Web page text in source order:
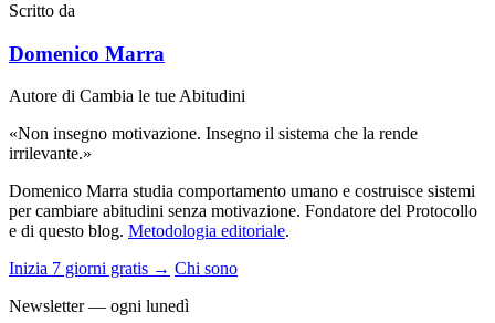
Scritto da
Domenico Marra
Autore di Cambia le tue Abitudini
«Non insegno motivazione. Insegno il sistema che la rende
irrilevante.»
Domenico Marra studia comportamento umano e costruisce sistemi
per cambiare abitudini senza motivazione. Fondatore del Protocollo
e di questo blog. Metodologia editoriale.
Inizia 7 giorni gratis → Chi sono
Newsletter — ogni lunedì